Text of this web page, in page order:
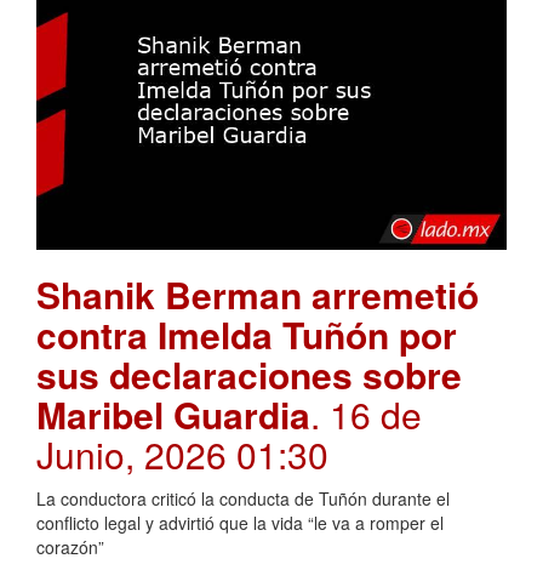
Shanik Berman arremetió
contra Imelda Tuñón por
sus declaraciones sobre
Maribel Guardia. 16 de
Junio, 2026 01:30
La conductora criticó la conducta de Tuñón durante el
conflicto legal y advirtió que la vida “le va a romper el
corazón”